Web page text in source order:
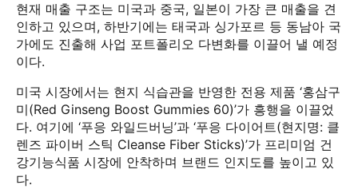
현재 매출 구조는 미국과 중국, 일본이 가장 큰 매출을 견
인하고 있으며, 하반기에는 태국과 싱가포르 등 동남아 국
가에도 진출해 사업 포트폴리오 다변화를 이끌어 낼 예정
이다.
미국 시장에서는 현지 식습관을 반영한 전용 제품 ‘홍삼구
미(Red Ginseng Boost Gummies 60)’가 흥행을 이끌었
다. 여기에 ‘푸응 와일드버닝’과 ‘푸응 다이어트(현지명: 클
렌즈 파이버 스틱 Cleanse Fiber Sticks)’가 프리미엄 건
강기능식품 시장에 안착하며 브랜드 인지도를 높이고 있
다.